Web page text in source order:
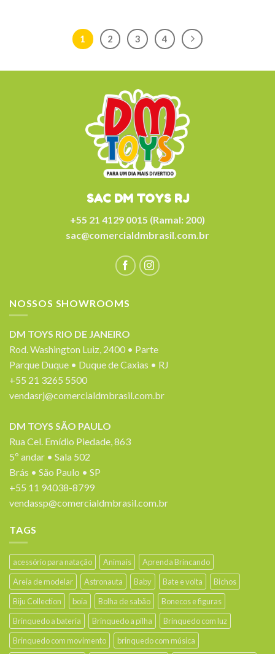
1 2 3 4
SAC DM TOYS RJ
+55 21 4129 0015 (Ramal: 200)
sac@comercialdmbrasil.com.br
NOSSOS SHOWROOMS
DM TOYS RIO DE JANEIRO
Rod. Washington Luiz, 2400 • Parte
Parque Duque • Duque de Caxias • RJ
+55 21 3265 5500
vendasrj@comercialdmbrasil.com.br
DM TOYS SÃO PAULO
Rua Cel. Emídio Piedade, 863
5º andar • Sala 502
Brás • São Paulo • SP
+55 11 94038-8799
vendassp@comercialdmbrasil.com.br
TAGS
acessório para natação Animais
Aprenda Brincando
Areia de modelar
Astronauta Baby Bate e volta
Bichos
Biju Collection
boia Bolha de sabão
Bonecos e figuras
Brinquedo a bateria
Brinquedo a pilha
Brinquedo com luz
Brinquedo com movimento
brinquedo com música